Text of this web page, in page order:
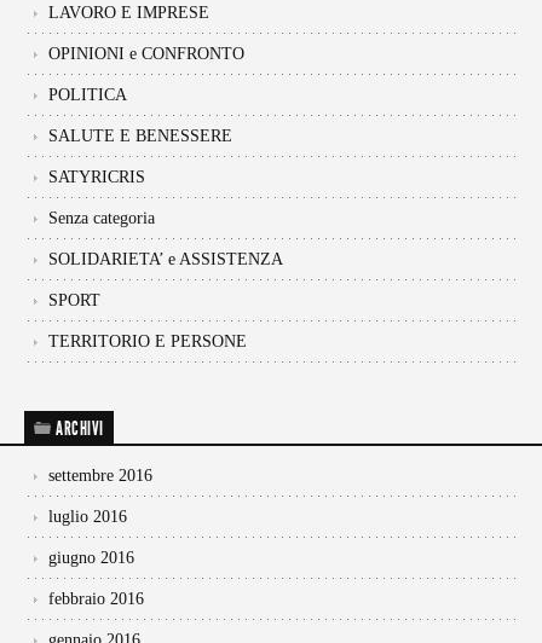
LAVORO E IMPRESE
OPINIONI e CONFRONTO
POLITICA
SALUTE E BENESSERE
SATYRICRIS
Senza categoria
SOLIDARIETA’ e ASSISTENZA
SPORT
TERRITORIO E PERSONE
ARCHIVI
settembre 2016
luglio 2016
giugno 2016
febbraio 2016